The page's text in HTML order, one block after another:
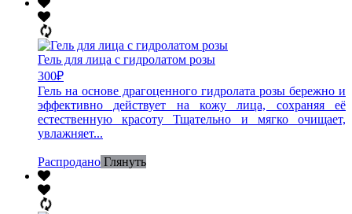
Гель для лица с гидролатом розы
300₽
Гель на основе драгоценного гидролата розы бережно и
эффективно действует на кожу лица, сохраняя её
естественную красоту Тщательно и мягко очищает,
увлажняет...
Распродано Глянуть